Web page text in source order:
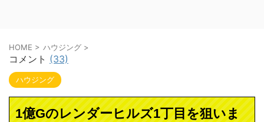
HOME > ハウジング >
コメント (33)
ハウジング
1億Gのレンダーヒルズ1丁目を狙いま